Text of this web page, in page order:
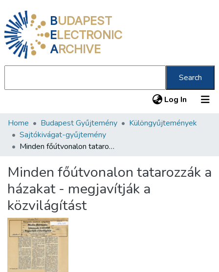
BUDAPEST
ELECTRONIC
ARCHIVE
Search
Log In (current)
Communities & Collections
All of DSpace
About us
Home Budapest Gyűjtemény
Különgyűjtemények
Sajtókivágat-gyűjtemény
Minden főútvonalon tatarozzák a házakat - megjavítják a közvilágítást
Minden főútvonalon tatarozzák a
házakat - megjavítják a
közvilágítást